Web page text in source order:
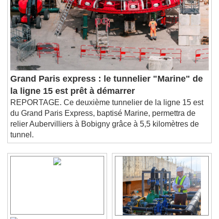
Grand Paris express : le tunnelier "Marine" de
la ligne 15 est prêt à démarrer
REPORTAGE. Ce deuxième tunnelier de la ligne 15 est
du Grand Paris Express, baptisé Marine, permettra de
relier Aubervilliers à Bobigny grâce à 5,5 kilomètres de
tunnel.